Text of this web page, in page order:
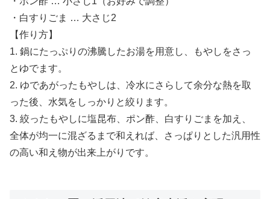
・白すりごま … 大さじ2
【作り方】
1. 鍋にたっぷりの沸騰したお湯を用意し、もやしをさっ
とゆでます。
2. ゆであがったもやしは、冷水にさらして余分な熱を取
った後、水気をしっかりと絞ります。
3. 絞ったもやしに塩昆布、ポン酢、白すりごまを加え、
全体が均一に混ざるまで和えれば、さっぱりとした汎用性
の高い和え物が出来上がりです。